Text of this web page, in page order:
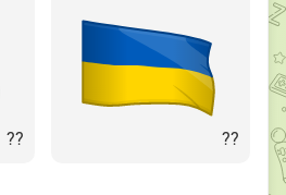
?? ??